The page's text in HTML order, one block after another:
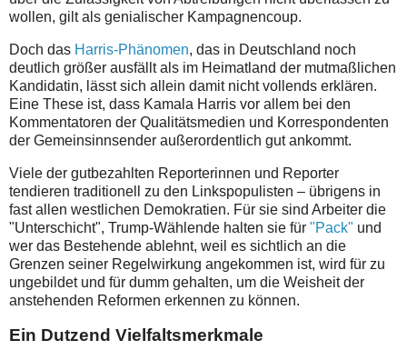
wollen, gilt als genialischer Kampagnencoup.
Doch das Harris-Phänomen, das in Deutschland noch
deutlich größer ausfällt als im Heimatland der mutmaßlichen
Kandidatin, lässt sich allein damit nicht vollends erklären.
Eine These ist, dass Kamala Harris vor allem bei den
Kommentatoren der Qualitätsmedien und Korrespondenten
der Gemeinsinnsender außerordentlich gut ankommt.
Viele der gutbezahlten Reporterinnen und Reporter
tendieren traditionell zu den Linkspopulisten – übrigens in
fast allen westlichen Demokratien. Für sie sind Arbeiter die
"Unterschicht", Trump-Wählende halten sie für "Pack" und
wer das Bestehende ablehnt, weil es sichtlich an die
Grenzen seiner Regelwirkung angekommen ist, wird für zu
ungebildet und für dumm gehalten, um die Weisheit der
anstehenden Reformen erkennen zu können.
Ein Dutzend Vielfaltsmerkmale